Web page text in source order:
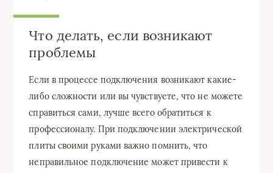
Что делать, если возникают
проблемы
Если в процессе подключения возникают какие-
либо сложности или вы чувствуете, что не можете
справиться сами, лучше всего обратиться к
профессионалу. При подключении электрической
плиты своими руками важно помнить, что
неправильное подключение может привести к